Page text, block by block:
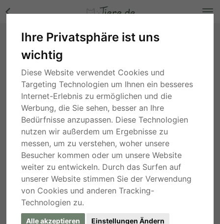
Ihre Privatsphäre ist uns
wichtig
Diese Website verwendet Cookies und
Targeting Technologien um Ihnen ein besseres
Internet-Erlebnis zu ermöglichen und die
Werbung, die Sie sehen, besser an Ihre
Bedürfnisse anzupassen. Diese Technologien
nutzen wir außerdem um Ergebnisse zu
messen, um zu verstehen, woher unsere
Besucher kommen oder um unsere Website
weiter zu entwickeln. Durch das Surfen auf
unserer Website stimmen Sie der Verwendung
von Cookies und anderen Tracking-
Technologien zu.
Alle akzeptieren Einstellungen Ändern
Riki - Aktives Fellbündel, ca. 5
Jahre/61cm/30kg, Mischling - Rüde Bilder
Bayern, vor 3 Jahren